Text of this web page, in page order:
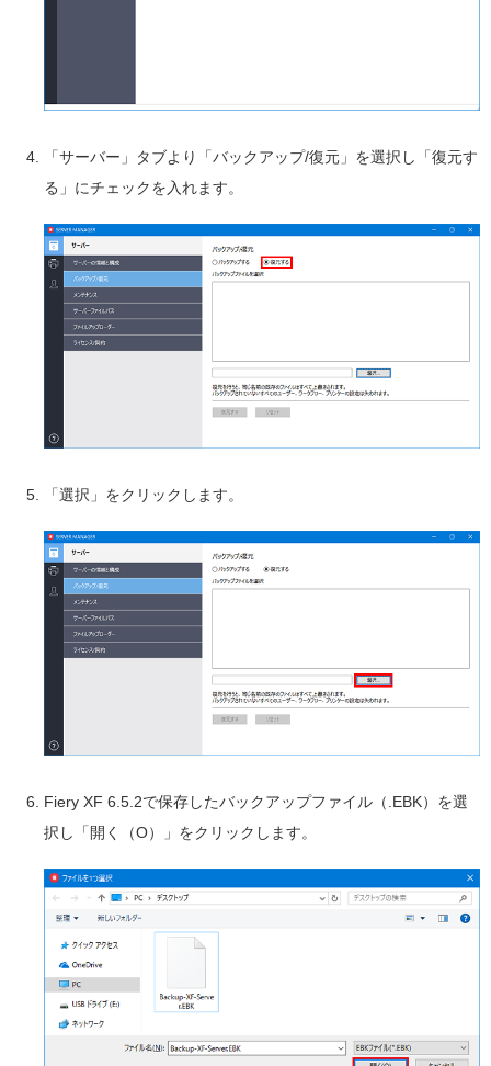
「サーバー」タブより「バックアップ/復元」を選択し「復元す
る」にチェックを入れます。
「選択」をクリックします。
Fiery XF 6.5.2で保存したバックアップファイル（.EBK）を選
択し「開く（O）」をクリックします。